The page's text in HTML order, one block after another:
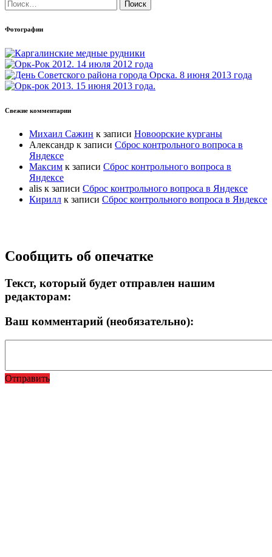
Фотографии
Свежие комментарии
Михаил Сажин к записи Новоорские курганы
Александр к записи Сброс контрольного вопроса в
Яндексе
Максим к записи Сброс контрольного вопроса в
Яндексе
alis к записи Сброс контрольного вопроса в Яндексе
Кирилл к записи Сброс контрольного вопроса в Яндексе
Прокрутка
вверх
Сообщить об опечатке
Текст, который будет отправлен нашим
редакторам:
Ваш комментарий (необязательно):
Отправить